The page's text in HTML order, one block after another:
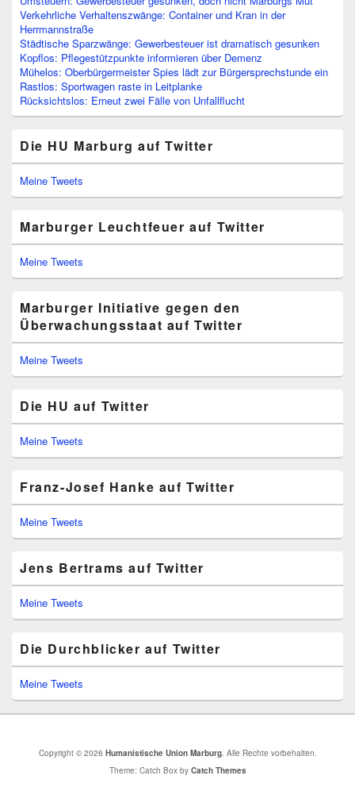
Verkehrliche Verhaltenszwänge: Container und Kran in der
Herrmannstraße
Städtische Sparzwänge: Gewerbesteuer ist dramatisch gesunken
Kopflos: Pflegestützpunkte informieren über Demenz
Mühelos: Oberbürgermeister Spies lädt zur Bürgersprechstunde ein
Rastlos: Sportwagen raste in Leitplanke
Rücksichtslos: Erneut zwei Fälle von Unfallflucht
Die HU Marburg auf Twitter
Meine Tweets
Marburger Leuchtfeuer auf Twitter
Meine Tweets
Marburger Initiative gegen den
Überwachungsstaat auf Twitter
Meine Tweets
Die HU auf Twitter
Meine Tweets
Franz-Josef Hanke auf Twitter
Meine Tweets
Jens Bertrams auf Twitter
Meine Tweets
Die Durchblicker auf Twitter
Meine Tweets
Copyright © 2026 Humanistische Union Marburg. Alle Rechte vorbehalten.
Theme: Catch Box by Catch Themes